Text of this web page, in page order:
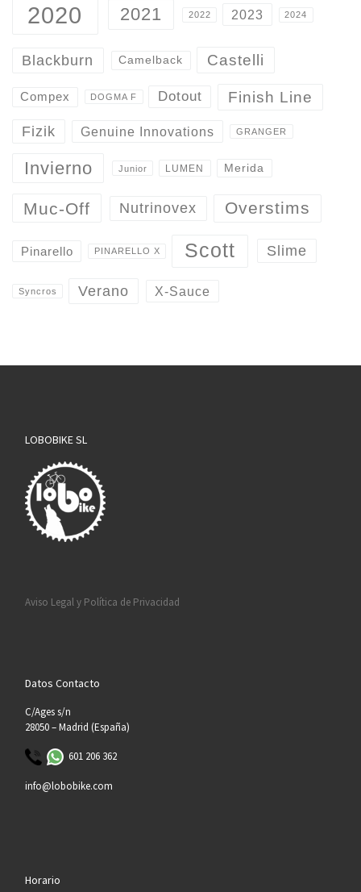
2020 2021 2022 2023 2024
Blackburn Camelback Castelli
Compex DOGMA F Dotout Finish Line
Fizik Genuine Innovations GRANGER
Invierno Junior LUMEN Merida
Muc-Off Nutrinovex Overstims
Pinarello PINARELLO X Scott Slime
Syncros Verano X-Sauce
LOBOBIKE SL
Aviso Legal y Política de Privacidad
Datos Contacto
C/Ages s/n
28050 – Madrid (España)
601 206 362
info@lobobike.com
Horario